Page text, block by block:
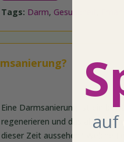
Tags: Darm, Gesundheit
Eine Darmsanierung ist ein
regenerieren und das
dieser Zeit aussehen? Welche
auf